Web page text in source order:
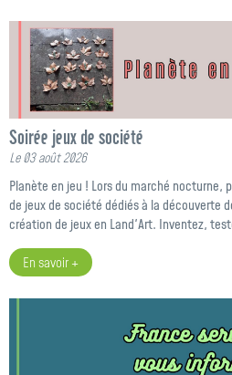
Soirée jeux de société
Le 03 août 2026
Planète en jeu ! Lors du marché nocturne,
de jeux de société dédiés à la découverte
création de jeux en Land'Art. Inventez,
En savoir +